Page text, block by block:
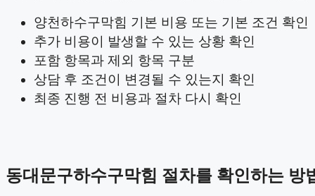
양천하수구막힘 기본 비용 또는 기본 조건 확인
추가 비용이 발생할 수 있는 상황 확인
포함 항목과 제외 항목 구분
상담 후 조건이 변경될 수 있는지 확인
최종 진행 전 비용과 절차 다시 확인
동대문구하수구막힘 절차를 확인하는 방